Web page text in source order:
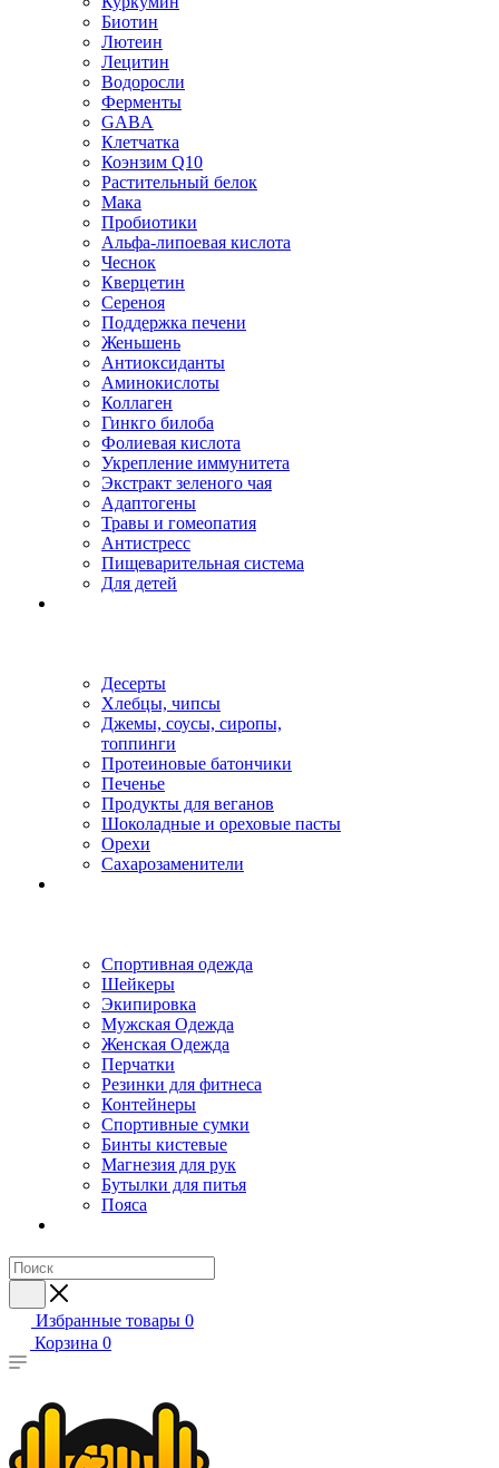
Биотин
Лютеин
Лецитин
Водоросли
Ферменты
GABA
Клетчатка
Коэнзим Q10
Растительный белок
Мака
Пробиотики
Альфа-липоевая кислота
Чеснок
Кверцетин
Сереноя
Поддержка печени
Женьшень
Антиоксиданты
Аминокислоты
Коллаген
Гинкго билоба
Фолиевая кислота
Укрепление иммунитета
Экстракт зеленого чая
Адаптогены
Травы и гомеопатия
Антистресс
Пищеварительная система
Для детей
Десерты
Хлебцы, чипсы
Джемы, соусы, сиропы,
топпинги
Протеиновые батончики
Печенье
Продукты для веганов
Шоколадные и ореховые пасты
Орехи
Сахарозаменители
Спортивная одежда
Шейкеры
Экипировка
Мужская Одежда
Женская Одежда
Перчатки
Резинки для фитнеса
Контейнеры
Спортивные сумки
Бинты кистевые
Магнезия для рук
Бутылки для питья
Пояса
Избранные товары 0
Корзина 0